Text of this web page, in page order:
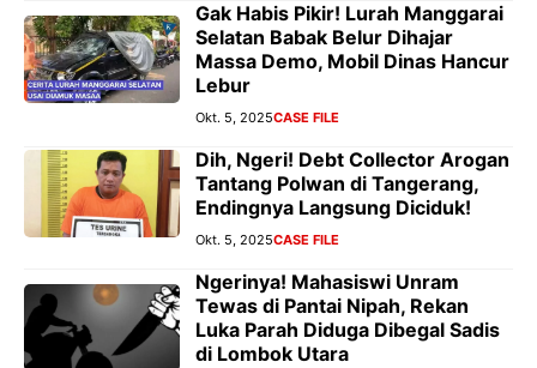
Gak Habis Pikir! Lurah Manggarai
Selatan Babak Belur Dihajar
Massa Demo, Mobil Dinas Hancur
Lebur
Okt. 5, 2025CASE FILE
Dih, Ngeri! Debt Collector Arogan
Tantang Polwan di Tangerang,
Endingnya Langsung Diciduk!
Okt. 5, 2025CASE FILE
Ngerinya! Mahasiswi Unram
Tewas di Pantai Nipah, Rekan
Luka Parah Diduga Dibegal Sadis
di Lombok Utara